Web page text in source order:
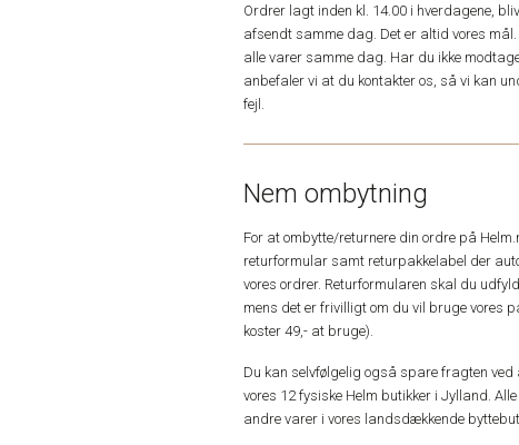
Ordrer lagt inden kl. 14.00 i hverdagene,
afsendt samme dag. Det er altid vores
alle varer samme dag. Har du ikke
anbefaler vi at du kontakter os, så vi kan
fejl.
Nem ombytning
For at ombytte/returnere din ordre på
returformular samt returpakkelabel der
vores ordrer. Returformularen skal du
mens det er frivilligt om du vil bruge vores
koster 49,- at bruge).
Du kan selvfølgelig også spare fragten ved
vores 12 fysiske Helm butikker i Jylland.
andre varer i vores landsdækkende